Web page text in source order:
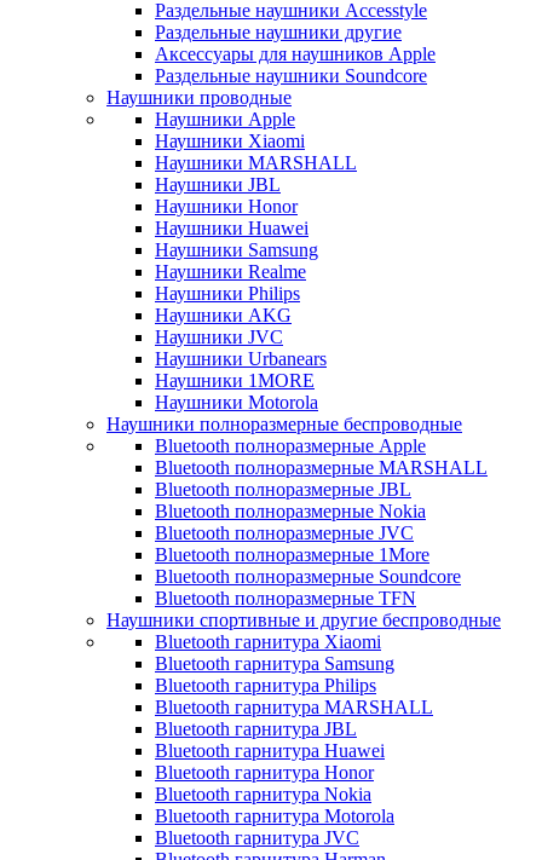
Раздельные наушники Accesstyle
Раздельные наушники другие
Аксессуары для наушников Apple
Раздельные наушники Soundcore
Наушники проводные
Наушники Apple
Наушники Xiaomi
Наушники MARSHALL
Наушники JBL
Наушники Honor
Наушники Huawei
Наушники Samsung
Наушники Realme
Наушники Philips
Наушники AKG
Наушники JVC
Наушники Urbanears
Наушники 1MORE
Наушники Motorola
Наушники полноразмерные беспроводные
Bluetooth полноразмерные Apple
Bluetooth полноразмерные MARSHALL
Bluetooth полноразмерные JBL
Bluetooth полноразмерные Nokia
Bluetooth полноразмерные JVC
Bluetooth полноразмерные 1More
Bluetooth полноразмерные Soundcore
Bluetooth полноразмерные TFN
Наушники спортивные и другие беспроводные
Bluetooth гарнитура Xiaomi
Bluetooth гарнитура Samsung
Bluetooth гарнитура Philips
Bluetooth гарнитура MARSHALL
Bluetooth гарнитура JBL
Bluetooth гарнитура Huawei
Bluetooth гарнитура Honor
Bluetooth гарнитура Nokia
Bluetooth гарнитура Motorola
Bluetooth гарнитура JVC